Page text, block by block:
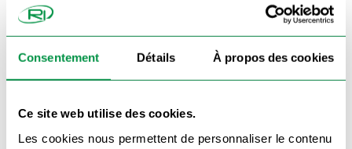
Consentement Détails À propos des cookies
Ce site web utilise des cookies.
Les cookies nous permettent de personnaliser le contenu
Paiment CB Sécurisé